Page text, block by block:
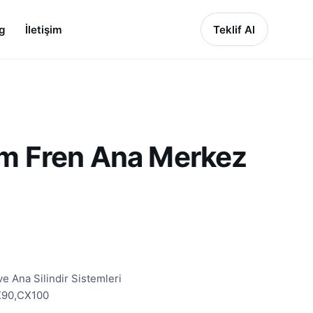
İletişim Teklif Al
Fren Ana Merkez
Ana Silindir Sistemleri